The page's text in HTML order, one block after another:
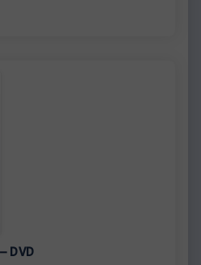
DVD